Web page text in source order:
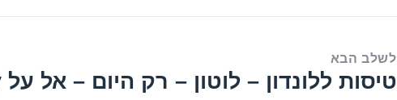
לשלב הבא
הפוסט
טיסות ללונדון – לוטון – רק היום – אל על Fun Day!